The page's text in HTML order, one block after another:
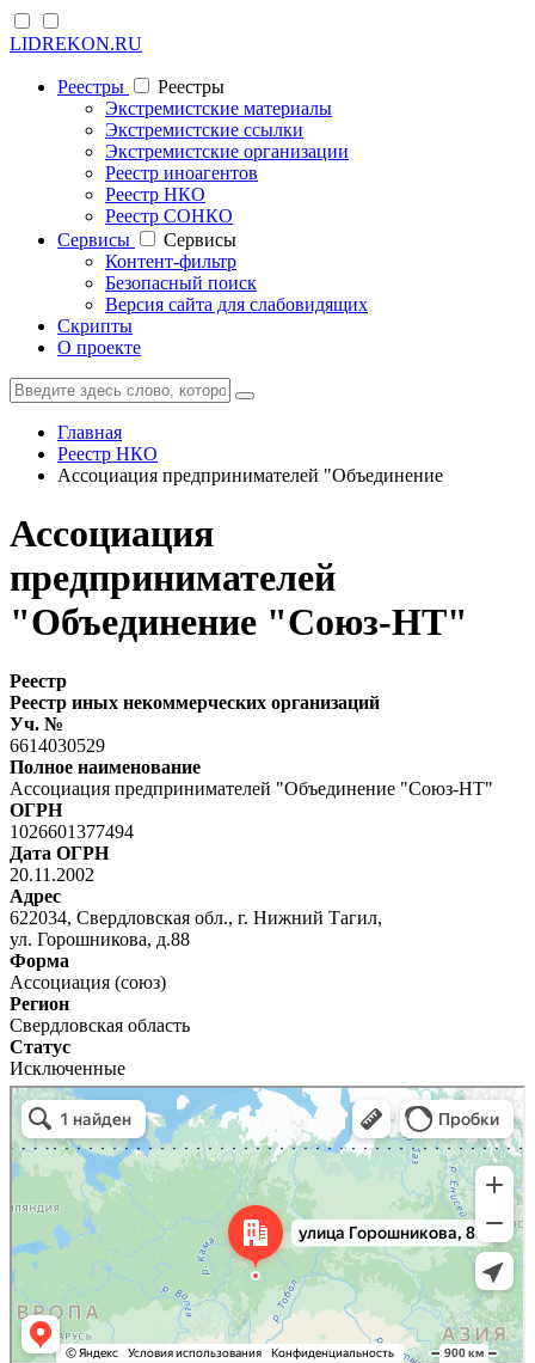
LIDREKON.RU
Реестры
Реестры
Экстремистские материалы
Экстремистские ссылки
Экстремистские организации
Реестр иноагентов
Реестр НКО
Реестр СОНКО
Cервисы
Cервисы
Контент-фильтр
Безопасный поиск
Версия сайта для слабовидящих
Скрипты
О проекте
Главная
Реестр НКО
Ассоциация предпринимателей "Объединение
Ассоциация
предпринимателей
"Объединение "Союз-НТ"
Реестр
Реестр иных некоммерческих организаций
Уч. №
6614030529
Полное наименование
Ассоциация предпринимателей "Объединение "Союз-НТ"
ОГРН
1026601377494
Дата ОГРН
20.11.2002
Адрес
622034, Свердловская обл., г. Нижний Тагил,
ул. Горошникова, д.88
Форма
Ассоциация (союз)
Регион
Свердловская область
Статус
Исключенные